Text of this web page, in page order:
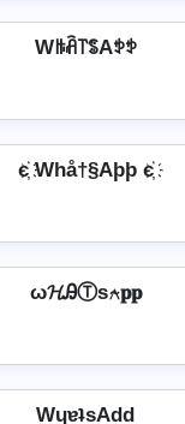
Wꑛꋫ꓅ꌚAꉣꉣ
є҉ Whå†§Aþþ є҉
ω𝓗ᎯⓉѕ⍲𝐩𝐩
WɥɐʇsAdd